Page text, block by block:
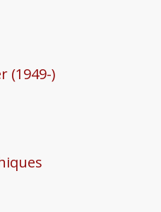
(1949-)